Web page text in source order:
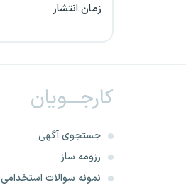
خراسان شمالی
خرم آباد
خوزستان
زمان انتشار
کارجـــویان
جستجوی آگهی
رزومه ساز
نمونه سوالات استخدامی